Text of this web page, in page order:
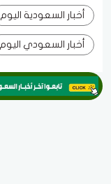
أخبار السعودية اليوم
أخبار السعودي اليوم